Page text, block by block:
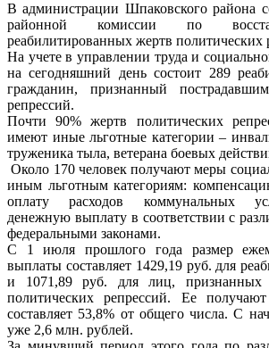
В администрации Шпаковского района
районной комиссии по
реабилитированных жертв политических
На учете в управлении труда и
на сегодняшний день состоит 289
гражданин, признанный
репрессий.
Почти 90% жертв политических
имеют иные льготные категории –
труженика тыла, ветерана боевых
Около 170 человек получают меры
иным льготным категориям:
оплату расходов коммунальных
денежную выплату в соответствии с
федеральными законами.
С 1 июля прошлого года размер
выплаты составляет 1429,19 руб. для
и 1071,89 руб. для лиц, признанных
политических репрессий. Ее
составляет 53,8% от общего числа. С
уже 2,6 млн. рублей.